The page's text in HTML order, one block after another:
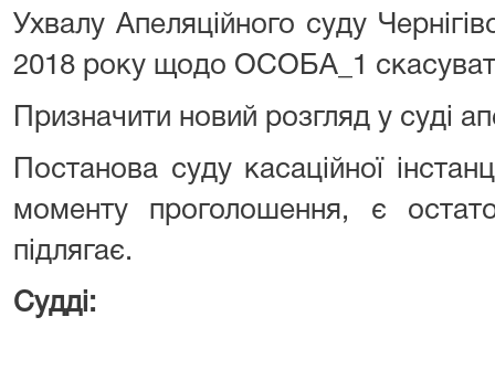
Ухвалу Апеляційного суду
2018 року щодо ОСОБА_1
Призначити новий розгляд у суді
Постанова суду касаційної
моменту проголошення, є
підлягає.
Судді: